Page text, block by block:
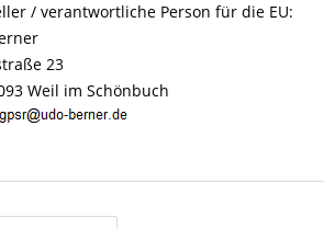
/ verantwortliche Person für die EU:
23
Weil im Schönbuch